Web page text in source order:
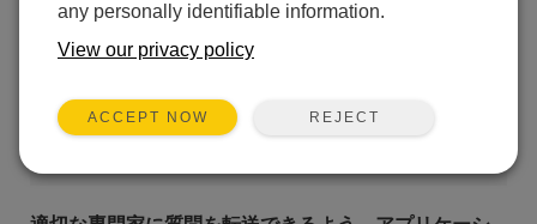
ここに質問を入力してください:*
any personally identifiable information.
View our privacy policy
ACCEPT NOW REJECT